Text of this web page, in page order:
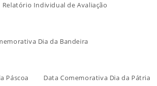
Relatório Individual de Avaliação
Dia da Bandeira
Páscoa Data Comemorativa Dia da Pátria